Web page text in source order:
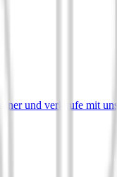
und verkaufe mit uns